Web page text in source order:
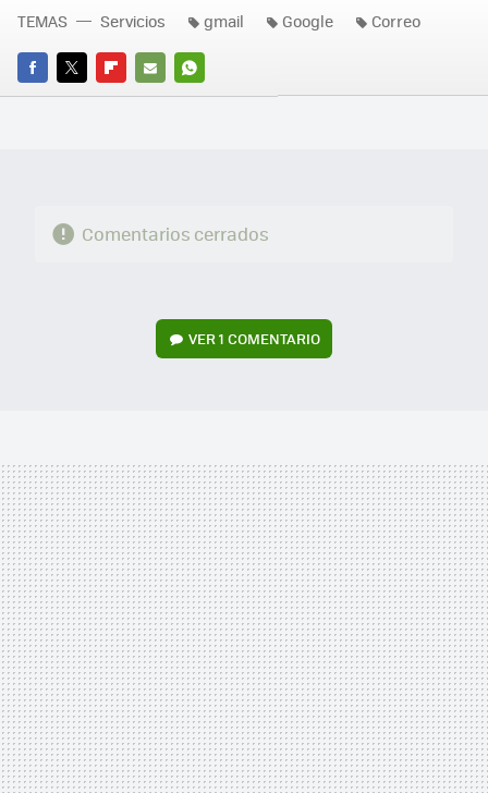
FACEBOOK
TWITTERFLIPBOARD
E-
WHATSAPP
TEMAS Servicios gmail Google Correo
Comentarios cerrados
VER1 COMENTARIO